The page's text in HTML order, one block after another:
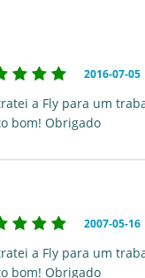
2016-07-05
a Fly para um
bom! Obrigado
2007-05-16
a Fly para um
bom! Obrigado